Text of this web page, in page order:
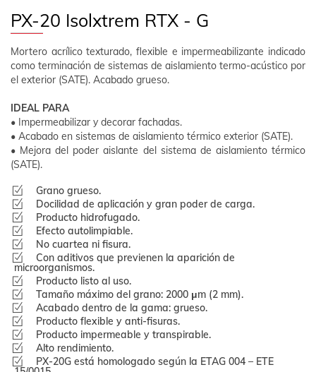
PX-20 Isolxtrem RTX - G
Mortero acrílico texturado, flexible e impermeabilizante indicado
como terminación de sistemas de aislamiento termo-acústico por
el exterior (SATE). Acabado grueso.
IDEAL PARA
• Impermeabilizar y decorar fachadas.
• Acabado en sistemas de aislamiento térmico exterior (SATE).
• Mejora del poder aislante del sistema de aislamiento térmico
(SATE).
Grano grueso.
Docilidad de aplicación y gran poder de carga.
Producto hidrofugado.
Efecto autolimpiable.
No cuartea ni fisura.
Con aditivos que previenen la aparición de
microorganismos.
Producto listo al uso.
Tamaño máximo del grano: 2000 μm (2 mm).
Acabado dentro de la gama: grueso.
Producto flexible y anti-fisuras.
Producto impermeable y transpirable.
Alto rendimiento.
PX-20G está homologado según la ETAG 004 – ETE